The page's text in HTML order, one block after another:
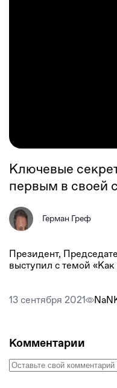
Ключевые
первым в своей
Герман Греф
Президент,
выступил с темой
13 сентября 2021
Комментарии